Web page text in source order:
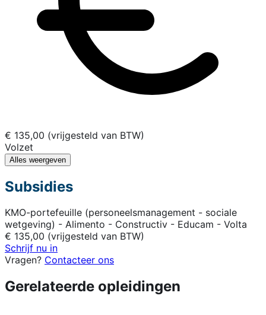
€ 135,00 (vrijgesteld van BTW)
Volzet
Alles weergeven
Subsidies
KMO-portefeuille (personeelsmanagement - sociale
wetgeving) - Alimento - Constructiv - Educam - Volta
€ 135,00 (vrijgesteld van BTW)
Schrijf nu in
Vragen? Contacteer ons
Gerelateerde opleidingen